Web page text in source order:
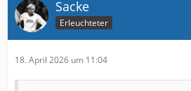
Sacke
Erleuchteter
18. April 2026 um 11:04